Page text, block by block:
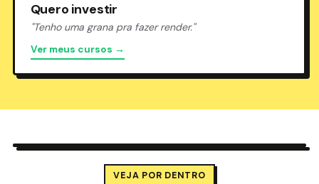
Quero investir
"Tenho uma grana pra fazer render."
Ver meus cursos →
VEJA POR DENTRO